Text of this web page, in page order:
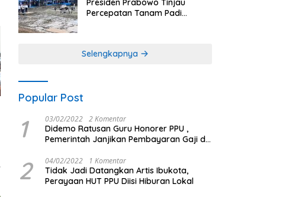
Presiden Prabowo Tinjau
Percepatan Tanam Padi
Selengkapnya
Popular Post
1 03/02/2022 2 Komentar
Didemo Ratusan Guru Honorer PPU ,
Pemerintah Janjikan Pembayaran Gaji di
2 04/02/2022 1 Komentar
Tidak Jadi Datangkan Artis Ibukota,
Perayaan HUT PPU Diisi Hiburan Lokal